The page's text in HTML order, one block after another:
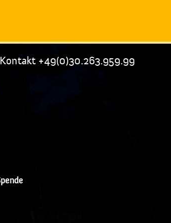
Kontakt +49(0)30.263.959.99